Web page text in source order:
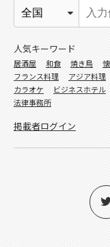
人気キーワード
居酒屋 和食 焼き鳥
フランス料理
アジア料理
カラオケ
ビジネスホテル
法律事務所
掲載者ログイン